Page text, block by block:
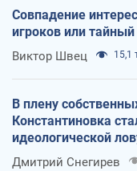
Совпадение
игроков или
Виктор Швец 15,1
В плену
Константиновка
идеологической
оккупантов
Дмитрий Снегирев